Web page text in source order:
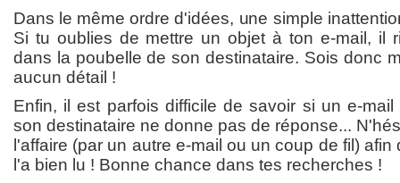
Dans le même ordre d'idées, une simple
Si tu oublies de mettre un objet à ton e-mail, il
dans la poubelle de son destinataire. Sois donc
aucun détail !
Enfin, il est parfois difficile de savoir si un e-
son destinataire ne donne pas de réponse...
l'affaire (par un autre e-mail ou un coup de fil)
l'a bien lu ! Bonne chance dans tes recherches !